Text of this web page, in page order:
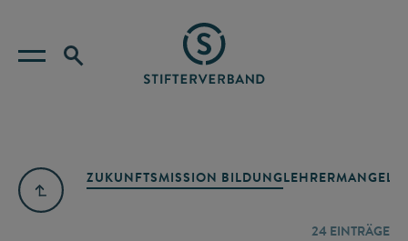
ZUKUNFTSMISSION BILDUNGLEHRERMANGEL
24 EINTRÄGE